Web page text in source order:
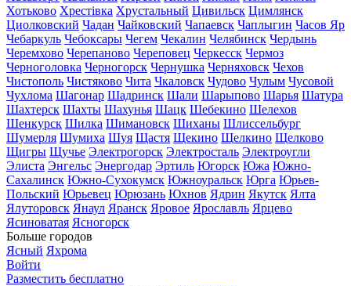
Хотьково Хрестівка Хрустальный Цивильск Цимлянск
Циолковский Чадан Чайковский Чапаевск Чаплыгин Часов Яр
Чебаркуль Чебоксары Чегем Чекалин Челябинск Чердынь
Черемхово Черепаново Череповец Черкесск Чермоз
Черноголовка Черногорск Чернушка Черняховск Чехов
Чистополь Чистяково Чита Чкаловск Чудово Чулым Чусовой
Чухлома Шагонар Шадринск Шали Шарыпово Шарья Шатура
Шахтерск Шахты Шахунья Шацк Шебекино Шелехов
Шенкурск Шилка Шимановск Шиханы Шлиссельбург
Шумерля Шумиха Шуя Щастя Щекино Щелкино Щелково
Щигры Щучье Электрогорск Электросталь Электроугли
Элиста Энгельс Энергодар Эртиль Югорск Южа Южно-
Сахалинск Южно-Сухокумск Южноуральск Юрга Юрьев-
Польский Юрьевец Юрюзань Юхнов Ядрин Якутск Ялта
Ялуторовск Янаул Яранск Яровое Ярославль Ярцево
Ясиноватая Ясногорск
Больше городов
Ясный Яхрома
Войти
Разместить бесплатно